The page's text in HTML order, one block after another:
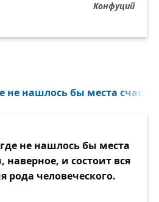
Конфуций
не нашлось бы места
не нашлось бы места
наверное, и состоит вся
человеческого.